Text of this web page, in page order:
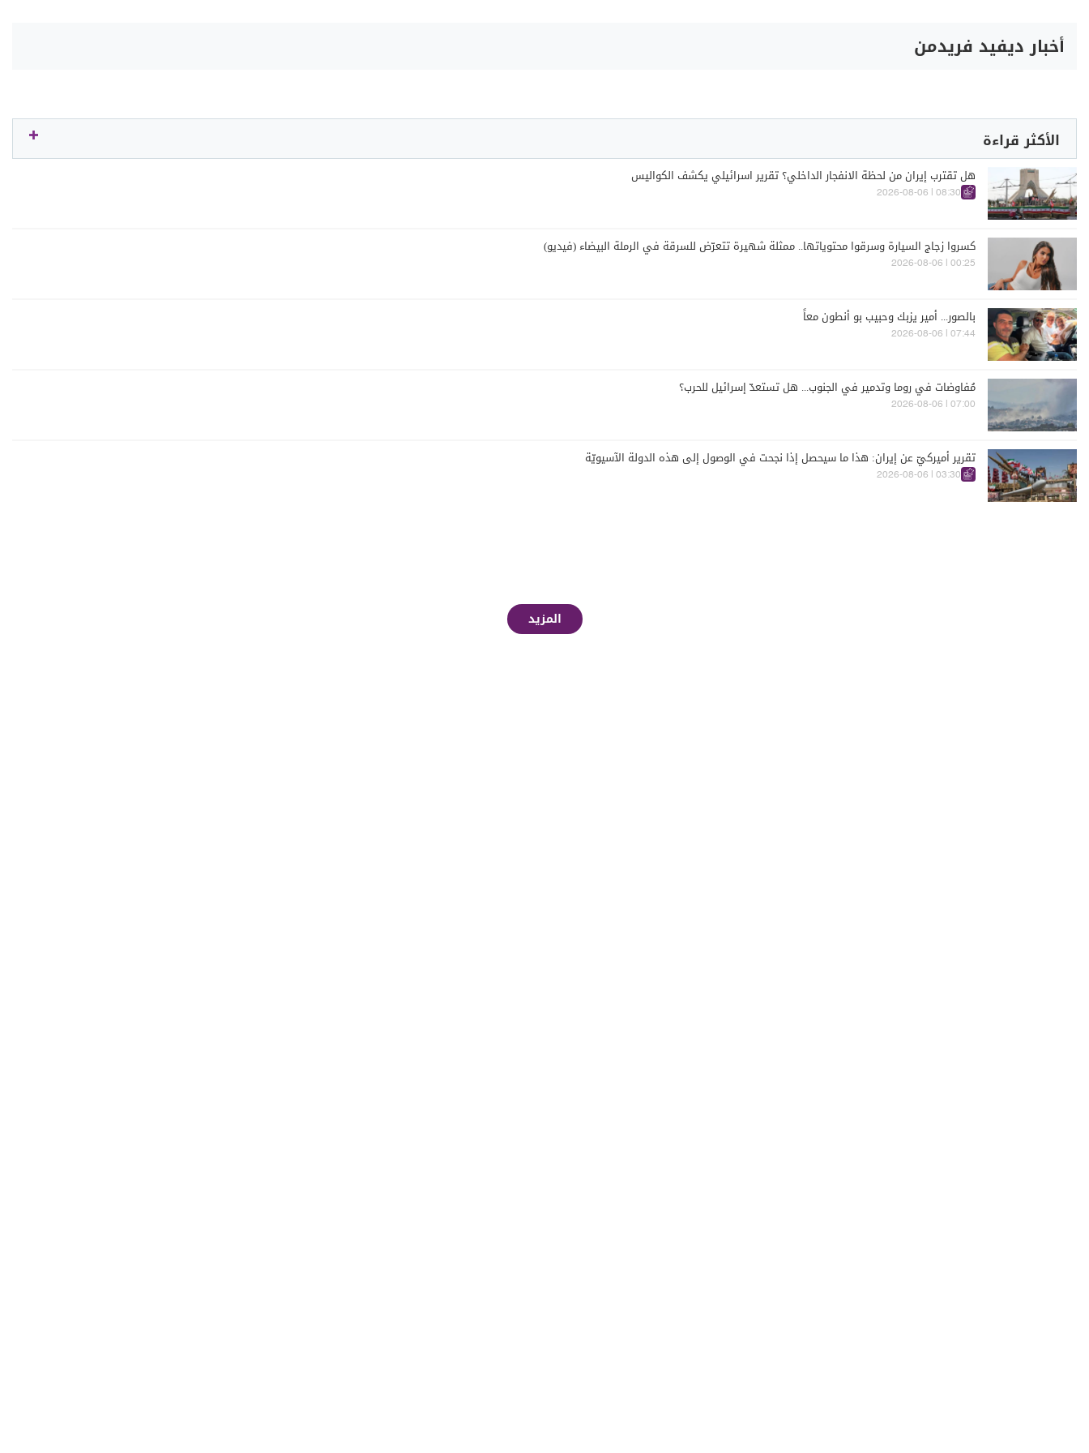
أخبار ديفيد فريدمن
الأكثر قراءة
هل تقترب إيران من لحظة الانفجار الداخلي؟ تقرير اسرائيلي يكشف الكواليس
08:30 | 2026-08-06
كسروا زجاج السيارة وسرقوا محتوياتها.. ممثلة شهيرة تتعرّض للسرقة في الرملة البيضاء (فيديو)
00:25 | 2026-08-06
بالصور... أمير يزبك وحبيب بو أنطون معاً
07:44 | 2026-08-06
مُفاوضات في روما وتدمير في الجنوب... هل تستعدّ إسرائيل للحرب؟
07:00 | 2026-08-06
تقرير أميركيّ عن إيران: هذا ما سيحصل إذا نجحت في الوصول إلى هذه الدولة الآسيويّة
03:30 | 2026-08-06
المزيد